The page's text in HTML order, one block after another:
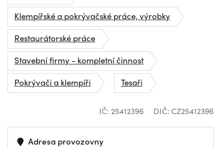
Klempířské a pokrývačské práce, výrobky
Restaurátorské práce
Stavební firmy - kompletní činnost
Pokrývači a klempíři
Tesaři
IČ: 25412396 DIČ: CZ25412396
Adresa provozovny